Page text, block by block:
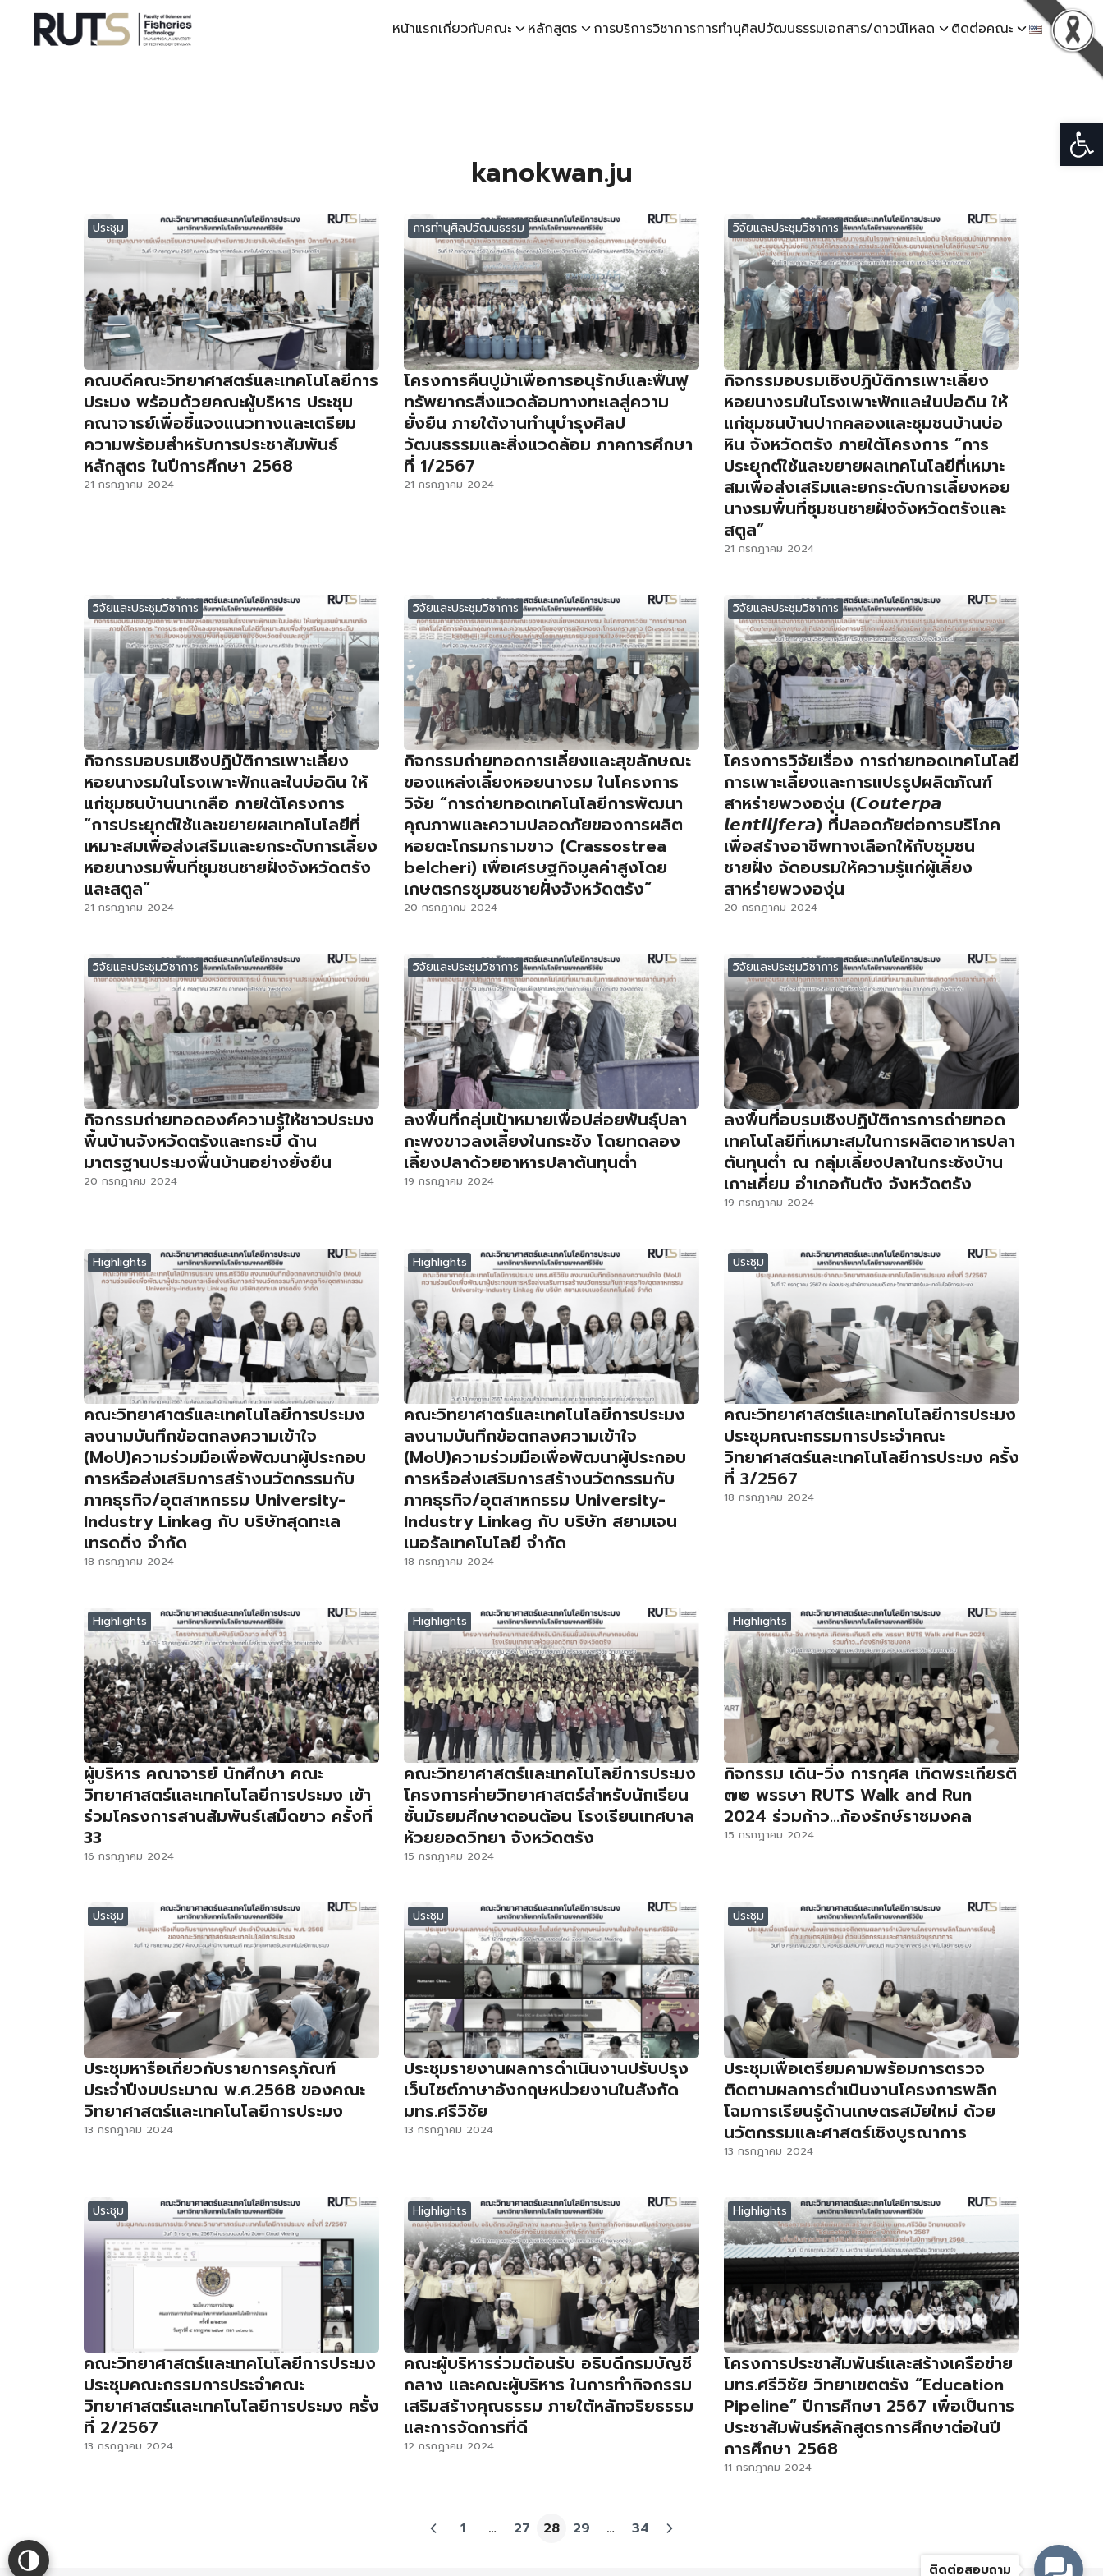
content
หน้าแรกเกี่ยวกับคณะ หลักสูตร การบริการวิชาการการทำนุศิลปวัฒนธรรมเอกสาร/ดาวน์โหลด
ติดต่อคณะ
kanokwan.ju
ประชุม
คณบดีคณะวิทยาศาสตร์และเทคโนโลยีการ
ประมง พร้อมด้วยคณะผู้บริหาร ประชุม
คณาจารย์เพื่อชี้แจงแนวทางและเตรียม
ความพร้อมสำหรับการประชาสัมพันธ์
หลักสูตร ในปีการศึกษา 2568
21 กรกฎาคม 2024
การทำนุศิลปวัฒนธรรม
โครงการคืนปูม้าเพื่อการอนุรักษ์และฟื้นฟู
ทรัพยากรสิ่งแวดล้อมทางทะเลสู่ความ
ยั่งยืน ภายใต้งานทำนุบำรุงศิลป
วัฒนธรรมและสิ่งแวดล้อม ภาคการศึกษา
ที่ 1/2567
21 กรกฎาคม 2024
วิจัยและประชุมวิชาการ
กิจกรรมอบรมเชิงปฏิบัติการเพาะเลี้ยง
หอยนางรมในโรงเพาะฟักและในบ่อดิน ให้
แก่ชุมชนบ้านปากคลองและชุมชนบ้านบ่อ
หิน จังหวัดตรัง ภายใต้โครงการ “การ
ประยุกต์ใช้และขยายผลเทคโนโลยีที่เหมาะ
สมเพื่อส่งเสริมและยกระดับการเลี้ยงหอย
นางรมพื้นที่ชุมชนชายฝั่งจังหวัดตรังและ
สตูล”
21 กรกฎาคม 2024
วิจัยและประชุมวิชาการ
กิจกรรมอบรมเชิงปฏิบัติการเพาะเลี้ยง
หอยนางรมในโรงเพาะฟักและในบ่อดิน ให้
แก่ชุมชนบ้านนาเกลือ ภายใต้โครงการ
“การประยุกต์ใช้และขยายผลเทคโนโลยีที่
เหมาะสมเพื่อส่งเสริมและยกระดับการเลี้ยง
หอยนางรมพื้นที่ชุมชนชายฝั่งจังหวัดตรัง
และสตูล”
21 กรกฎาคม 2024
วิจัยและประชุมวิชาการ
กิจกรรมถ่ายทอดการเลี้ยงและสุขลักษณะ
ของแหล่งเลี้ยงหอยนางรม ในโครงการ
วิจัย “การถ่ายทอดเทคโนโลยีการพัฒนา
คุณภาพและความปลอดภัยของการผลิต
หอยตะโกรมกรามขาว (Crassostrea
belcheri) เพื่อเศรษฐกิจมูลค่าสูงโดย
เกษตรกรชุมชนชายฝั่งจังหวัดตรัง”
20 กรกฎาคม 2024
วิจัยและประชุมวิชาการ
โครงการวิจัยเรื่อง การถ่ายทอดเทคโนโลยี
การเพาะเลี้ยงและการแปรรูปผลิตภัณฑ์
สาหร่ายพวงองุ่น (𝘾𝙤𝙪𝙩𝙚𝙧𝙥𝙖
𝙡𝙚𝙣𝙩𝙞𝙡𝙟𝙛𝙚𝙧𝙖) ที่ปลอดภัยต่อการบริโภค
เพื่อสร้างอาชีพทางเลือกให้กับชุมชน
ชายฝั่ง จัดอบรมให้ความรู้แก่ผู้เลี้ยง
สาหร่ายพวงองุ่น
20 กรกฎาคม 2024
วิจัยและประชุมวิชาการ
กิจกรรมถ่ายทอดองค์ความรู้ให้ชาวประมง
พื้นบ้านจังหวัดตรังและกระบี่ ด้าน
มาตรฐานประมงพื้นบ้านอย่างยั่งยืน
20 กรกฎาคม 2024
วิจัยและประชุมวิชาการ
ลงพื้นที่กลุ่มเป้าหมายเพื่อปล่อยพันธุ์ปลา
กะพงขาวลงเลี้ยงในกระชัง โดยทดลอง
เลี้ยงปลาด้วยอาหารปลาต้นทุนต่ำ
19 กรกฎาคม 2024
วิจัยและประชุมวิชาการ
ลงพื้นที่อบรมเชิงปฏิบัติการการถ่ายทอด
เทคโนโลยีที่เหมาะสมในการผลิตอาหารปลา
ต้นทุนต่ำ ณ กลุ่มเลี้ยงปลาในกระชังบ้าน
เกาะเคี่ยม อำเภอกันตัง จังหวัดตรัง
19 กรกฎาคม 2024
Highlights
คณะวิทยาศาตร์และเทคโนโลยีการประมง
ลงนามบันทึกข้อตกลงความเข้าใจ
(MoU)ความร่วมมือเพื่อพัฒนาผู้ประกอบ
การหรือส่งเสริมการสร้างนวัตกรรมกับ
ภาคธุรกิจ/อุตสาหกรรม University-
Industry Linkag กับ บริษัทสุดทะเล
เทรดดิ่ง จำกัด
18 กรกฎาคม 2024
Highlights
คณะวิทยาศาตร์และเทคโนโลยีการประมง
ลงนามบันทึกข้อตกลงความเข้าใจ
(MoU)ความร่วมมือเพื่อพัฒนาผู้ประกอบ
การหรือส่งเสริมการสร้างนวัตกรรมกับ
ภาคธุรกิจ/อุตสาหกรรม University-
Industry Linkag กับ บริษัท สยามเจน
เนอรัลเทคโนโลยี จำกัด
18 กรกฎาคม 2024
ประชุม
คณะวิทยาศาสตร์และเทคโนโลยีการประมง
ประชุมคณะกรรมการประจำคณะ
วิทยาศาสตร์และเทคโนโลยีการประมง ครั้ง
ที่ 3/2567
18 กรกฎาคม 2024
Highlights
ผู้บริหาร คณาจารย์ นักศึกษา คณะ
วิทยาศาสตร์และเทคโนโลยีการประมง เข้า
ร่วมโครงการสานสัมพันธ์เสม็ดขาว ครั้งที่
33
16 กรกฎาคม 2024
Highlights
คณะวิทยาศาสตร์และเทคโนโลยีการประมง
โครงการค่ายวิทยาศาสตร์สำหรับนักเรียน
ชั้นมัธยมศึกษาตอนต้อน โรงเรียนเทศบาล
ห้วยยอดวิทยา จังหวัดตรัง
15 กรกฎาคม 2024
Highlights
กิจกรรม เดิน-วิ่ง การกุศล เทิดพระเกียรติ
๗๒ พรรษา RUTS Walk and Run
2024 ร่วมก้าว…ก้องรักษ์ราชมงคล
15 กรกฎาคม 2024
ประชุม
ประชุมหารือเกี่ยวกับรายการครุภัณฑ์
ประจำปีงบประมาณ พ.ศ.2568 ของคณะ
วิทยาศาสตร์และเทคโนโลยีการประมง
13 กรกฎาคม 2024
ประชุม
ประชุมรายงานผลการดำเนินงานปรับปรุง
เว็บไซต์ภาษาอังกฤษหน่วยงานในสังกัด
มทร.ศรีวิชัย
13 กรกฎาคม 2024
ประชุม
ประชุมเพื่อเตรียมคามพร้อมการตรวจ
ติดตามผลการดำเนินงานโครงการพลิก
โฉมการเรียนรู้ด้านเกษตรสมัยใหม่ ด้วย
นวัตกรรมและศาสตร์เชิงบูรณาการ
13 กรกฎาคม 2024
ประชุม
คณะวิทยาศาสตร์และเทคโนโลยีการประมง
ประชุมคณะกรรมการประจำคณะ
วิทยาศาสตร์และเทคโนโลยีการประมง ครั้ง
ที่ 2/2567
13 กรกฎาคม 2024
Highlights
คณะผู้บริหารร่วมต้อนรับ อธิบดีกรมบัญชี
กลาง และคณะผู้บริหาร ในการทำกิจกรรม
เสริมสร้างคุณธรรม ภายใต้หลักจริยธรรม
และการจัดการที่ดี
12 กรกฎาคม 2024
Highlights
โครงการประชาสัมพันธ์และสร้างเครือข่าย
มทร.ศรีวิชัย วิทยาเขตตรัง “Education
Pipeline” ปีการศึกษา 2567 เพื่อเป็นการ
ประชาสัมพันธ์หลักสูตรการศึกษาต่อในปี
การศึกษา 2568
11 กรกฎาคม 2024
1 … 27 28 29 … 34
ติดต่อสอบถาม